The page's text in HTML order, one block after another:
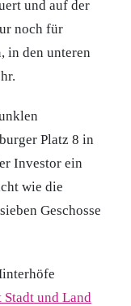
und auf der
noch für
in den unteren
Platz 8 in
Investor ein
wie die
Geschosse
Stadt und Land